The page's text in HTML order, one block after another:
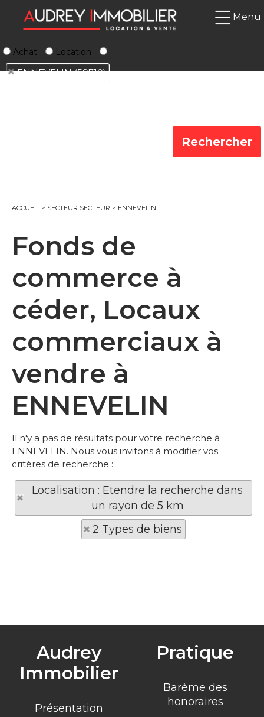
Menu
Achat Location
ENNEVELIN (59710)
ACCUEIL> SECTEUR SECTEUR > ENNEVELIN
Fonds de
commerce à
céder, Locaux
commerciaux à
vendre à
ENNEVELIN
Il n'y a pas de résultats pour votre recherche à
ENNEVELIN. Nous vous invitons à modifier vos
critères de recherche :
Localisation : Etendre la recherche dans
un rayon de 5 km
2 Types de biens
Audrey
Immobilier
Présentation
Pratique
Barème des
honoraires